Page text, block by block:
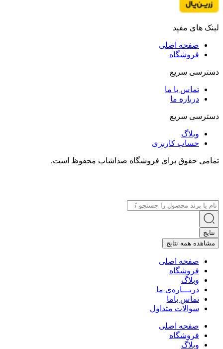
لینک های مفید
صفحه اصلی
فروشگاه
دسترسی سریع
تماس با ما
درباره ما
دسترسی سریع
وبلاگ
حساب کاربری
تمامی حقوق برای فروشگاه صداشاپ محفوظ است.
Search
...
نتایج
مشاهده همه نتایج
صفحه اصلی
فروشگاه
وبلاگ
دربـــاره‌ی ما
تماس باما
سوالات متداول
صفحه اصلی
فروشگاه
وبلاگ